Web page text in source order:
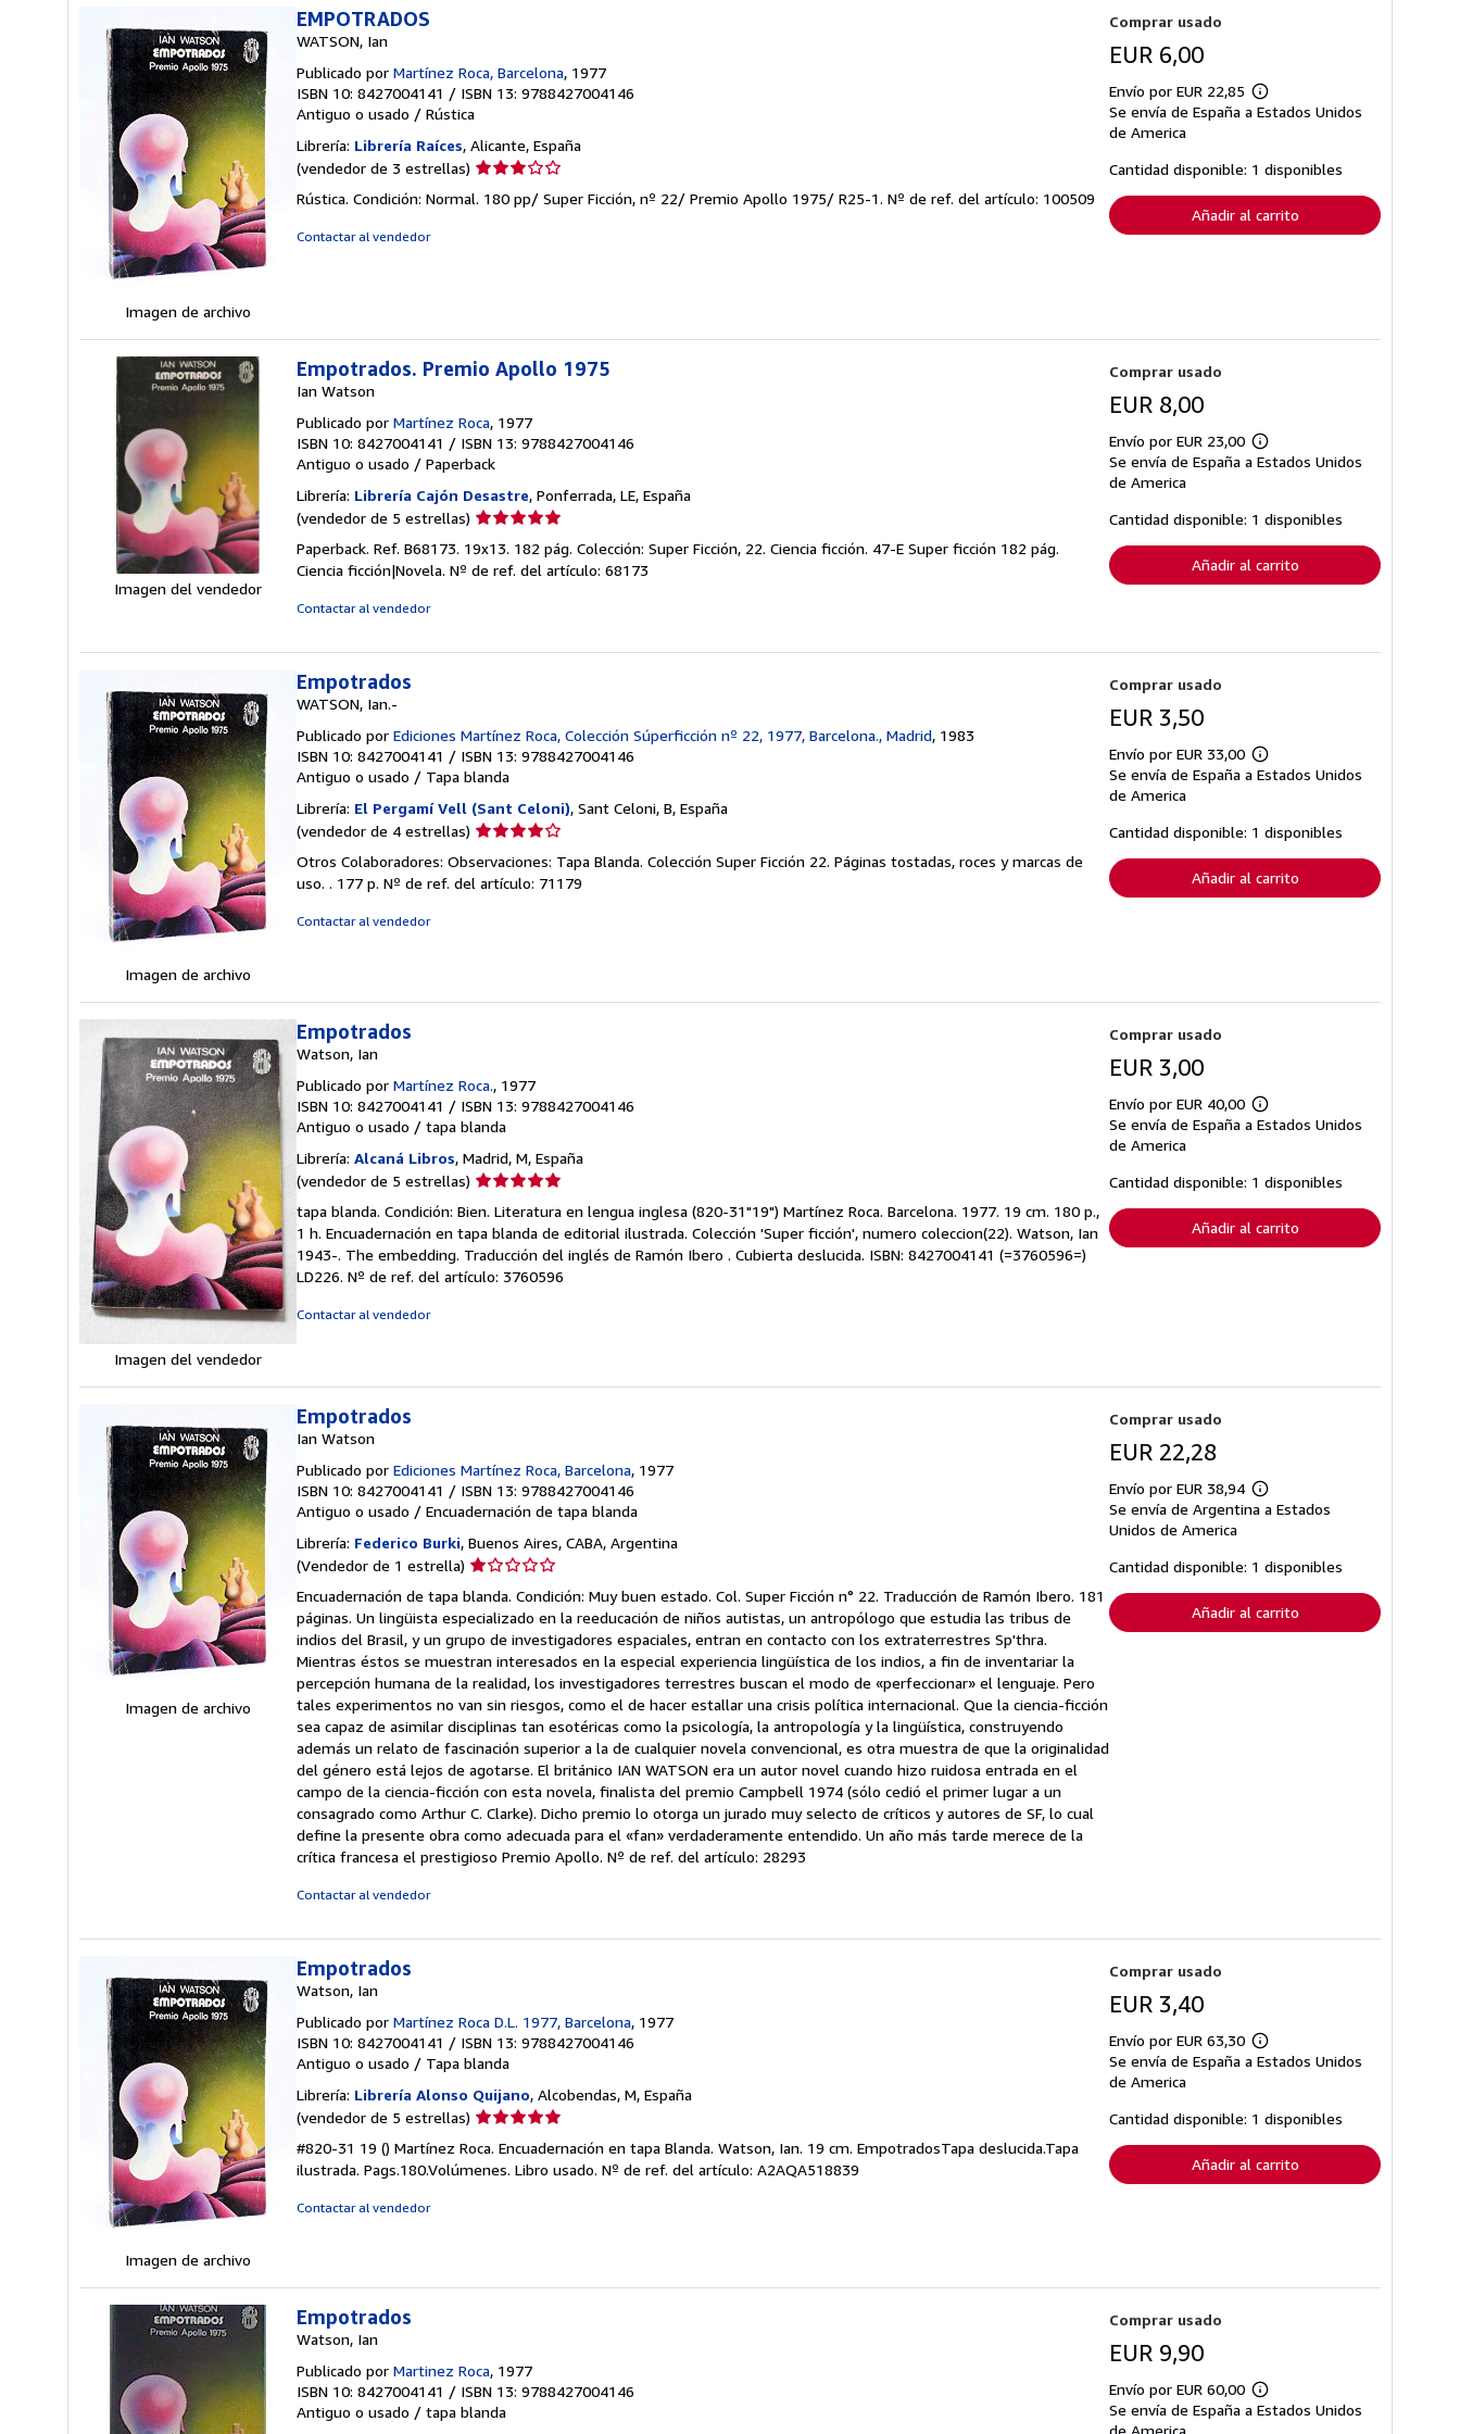
Imagen de archivo
EMPOTRADOS
WATSON, Ian
Publicado por Martínez Roca, Barcelona, 1977
ISBN 10: 8427004141 / ISBN 13: 9788427004146
Antiguo o usado / Rústica
Librería: Librería Raíces, Alicante, España
(vendedor de 3 estrellas) Calificación
vendedor:
Rústica. Condición: Normal. 180 pp/ Super Ficción, nº 22/ Premio Apollo 1975/ R25-1. Nº de ref. del artículo: 100509
Contactar al vendedor
Comprar usado
EUR 6,00
Envío por EUR 22,85
Más
información
tarifas
de
envío
Se envía de España a Estados Unidos
de America
Cantidad disponible: 1 disponibles
Añadir al carrito
Imagen del vendedor
Empotrados. Premio Apollo 1975
Ian Watson
Publicado por Martínez Roca, 1977
ISBN 10: 8427004141 / ISBN 13: 9788427004146
Antiguo o usado / Paperback
Librería: Librería Cajón Desastre, Ponferrada, LE, España
(vendedor de 5 estrellas) Calificación
vendedor:
5
Paperback. Ref. B68173. 19x13. 182 pág. Colección: Super Ficción, 22. Ciencia ficción. 47-E Super ficción 182 pág.
Ciencia ficción|Novela. Nº de ref. del artículo: 68173
Contactar al vendedor
Comprar usado
EUR 8,00
Envío por EUR 23,00
Más
información
tarifas
de
envío
Se envía de España a Estados Unidos
de America
Cantidad disponible: 1 disponibles
Añadir al carrito
Imagen de archivo
Empotrados
WATSON, Ian.-
Publicado por Ediciones Martínez Roca, Colección Súperficción nº 22, 1977, Barcelona., Madrid, 1983
ISBN 10: 8427004141 / ISBN 13: 9788427004146
Antiguo o usado / Tapa blanda
Librería: El Pergamí Vell (Sant Celoni), Sant Celoni, B, España
(vendedor de 4 estrellas) Calificación
vendedor:
4
Otros Colaboradores: Observaciones: Tapa Blanda. Colección Super Ficción 22. Páginas tostadas, roces y marcas de
uso. . 177 p. Nº de ref. del artículo: 71179
Contactar al vendedor
Comprar usado
EUR 3,50
Envío por EUR 33,00
Más
información
tarifas
de
envío
Se envía de España a Estados Unidos
de America
Cantidad disponible: 1 disponibles
Añadir al carrito
Imagen del vendedor
Empotrados
Watson, Ian
Publicado por Martínez Roca., 1977
ISBN 10: 8427004141 / ISBN 13: 9788427004146
Antiguo o usado / tapa blanda
Librería: Alcaná Libros, Madrid, M, España
(vendedor de 5 estrellas) Calificación
vendedor:
5
de
5
tapa blanda. Condición: Bien. Literatura en lengua inglesa (820-31"19") Martínez Roca. Barcelona. 1977. 19 cm. 180 p.,
1 h. Encuadernación en tapa blanda de editorial ilustrada. Colección 'Super ficción', numero coleccion(22). Watson, Ian
1943-. The embedding. Traducción del inglés de Ramón Ibero . Cubierta deslucida. ISBN: 8427004141 (=3760596=)
LD226. Nº de ref. del artículo: 3760596
Contactar al vendedor
Comprar usado
EUR 3,00
Envío por EUR 40,00
Más
información
tarifas
de
envío
Se envía de España a Estados Unidos
de America
Cantidad disponible: 1 disponibles
Añadir al carrito
Imagen de archivo
Empotrados
Ian Watson
Publicado por Ediciones Martínez Roca, Barcelona, 1977
ISBN 10: 8427004141 / ISBN 13: 9788427004146
Antiguo o usado / Encuadernación de tapa blanda
Librería: Federico Burki, Buenos Aires, CABA, Argentina
(Vendedor de 1 estrella) Calificación
vendedor:
1
de
5
estrellas
Encuadernación de tapa blanda. Condición: Muy buen estado. Col. Super Ficción n° 22. Traducción de Ramón Ibero. 181
páginas. Un lingüista especializado en la reeducación de niños autistas, un antropólogo que estudia las tribus de
indios del Brasil, y un grupo de investigadores espaciales, entran en contacto con los extraterrestres Sp'thra.
Mientras éstos se muestran interesados en la especial experiencia lingüística de los indios, a fin de inventariar la
percepción humana de la realidad, los investigadores terrestres buscan el modo de «perfeccionar» el lenguaje. Pero
tales experimentos no van sin riesgos, como el de hacer estallar una crisis política internacional. Que la ciencia-ficción
sea capaz de asimilar disciplinas tan esotéricas como la psicología, la antropología y la lingüística, construyendo
además un relato de fascinación superior a la de cualquier novela convencional, es otra muestra de que la originalidad
del género está lejos de agotarse. El británico IAN WATSON era un autor novel cuando hizo ruidosa entrada en el
campo de la ciencia-ficción con esta novela, finalista del premio Campbell 1974 (sólo cedió el primer lugar a un
consagrado como Arthur C. Clarke). Dicho premio lo otorga un jurado muy selecto de críticos y autores de SF, lo cual
define la presente obra como adecuada para el «fan» verdaderamente entendido. Un año más tarde merece de la
crítica francesa el prestigioso Premio Apollo. Nº de ref. del artículo: 28293
Contactar al vendedor
Comprar usado
EUR 22,28
Envío por EUR 38,94
Más
información
tarifas
de
envío
Se envía de Argentina a Estados
Unidos de America
Cantidad disponible: 1 disponibles
Añadir al carrito
Imagen de archivo
Empotrados
Watson, Ian
Publicado por Martínez Roca D.L. 1977, Barcelona, 1977
ISBN 10: 8427004141 / ISBN 13: 9788427004146
Antiguo o usado / Tapa blanda
Librería: Librería Alonso Quijano, Alcobendas, M, España
(vendedor de 5 estrellas) Calificación
vendedor:
5
#820-31 19 () Martínez Roca. Encuadernación en tapa Blanda. Watson, Ian. 19 cm. EmpotradosTapa deslucida.Tapa
ilustrada. Pags.180.Volúmenes. Libro usado. Nº de ref. del artículo: A2AQA518839
Contactar al vendedor
Comprar usado
EUR 3,40
Envío por EUR 63,30
Más
información
tarifas
de
envío
Se envía de España a Estados Unidos
de America
Cantidad disponible: 1 disponibles
Añadir al carrito
Empotrados
Watson, Ian
Publicado por Martinez Roca, 1977
ISBN 10: 8427004141 / ISBN 13: 9788427004146
Antiguo o usado / tapa blanda
Comprar usado
EUR 9,90
Envío por EUR 60,00
Más
información
Se envía de España a Estados Unidos